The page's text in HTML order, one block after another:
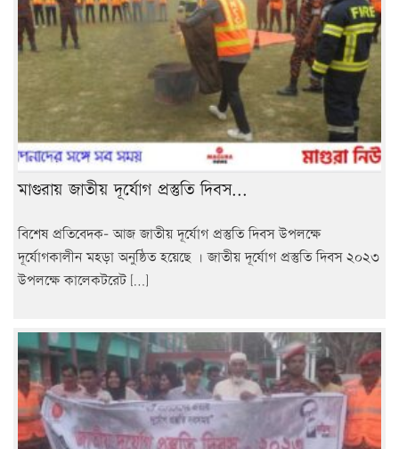
মাগুরায় জাতীয় দূর্যোগ প্রস্তুতি দিবস...
বিশেষ প্রতিবেদক- আজ জাতীয় দূর্যোগ প্রস্তুতি দিবস উপলক্ষে
দূর্যোগকালীন মহড়া অনুষ্ঠিত হয়েছে । জাতীয় দূর্যোগ প্রস্তুতি দিবস ২০২৩
উপলক্ষে কালেকটরেট […]